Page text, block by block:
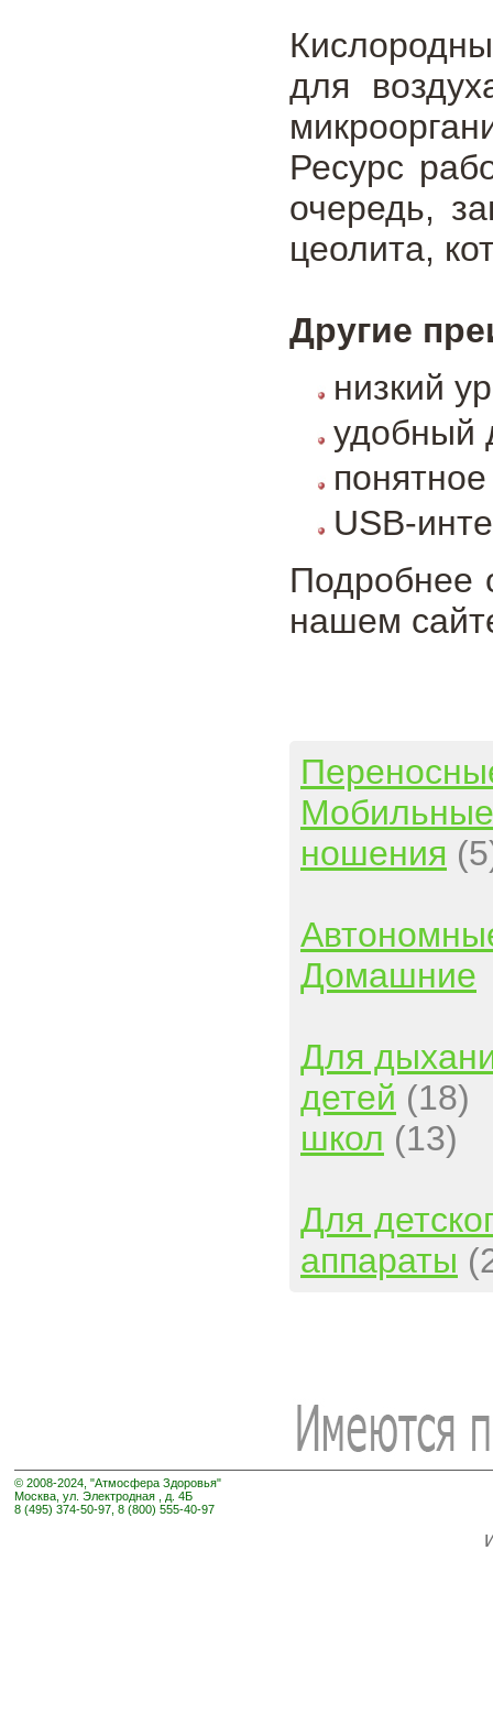
для
Ресурс
очередь,
цеолита,
Другие
низкий
удобный
USB-
Подробнее
нашем
Мобильные
ношения
Домашние
Для
детей (18)
школ (13)
Для
аппараты
© 2008-2024, "Атмосфера Здоровья"
Москва, ул. Электродная , д. 4Б
8 (495) 374-50-97, 8 (800) 555-40-97